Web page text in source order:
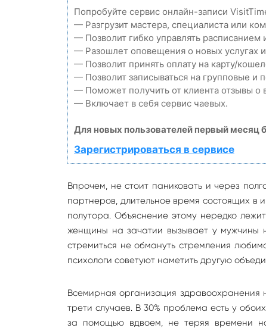
Попробуйте сервис онлайн-записи
— Разгрузит мастера, специалиста или
— Позволит гибко управлять расписанием
— Разошлет оповещения о новых услугах
— Позволит принять оплату на карту/
— Позволит записываться на групповые и
— Поможет получить от клиента отзывы о
— Включает в себя сервис чаевых.
Для новых пользователей первый месяц
Зарегистрироваться в сервисе
Впрочем, не стоит паниковать и через
партнеров, длительное время состоящих в
полутора. Объяснение этому нередко
женщины на зачатии вызывает у мужчины
стремиться не обмануть стремления
психологи советуют наметить другую
Всемирная организация здравоохранения
трети случаев. В 30% проблема есть у
за помощью вдвоем, не теряя времени